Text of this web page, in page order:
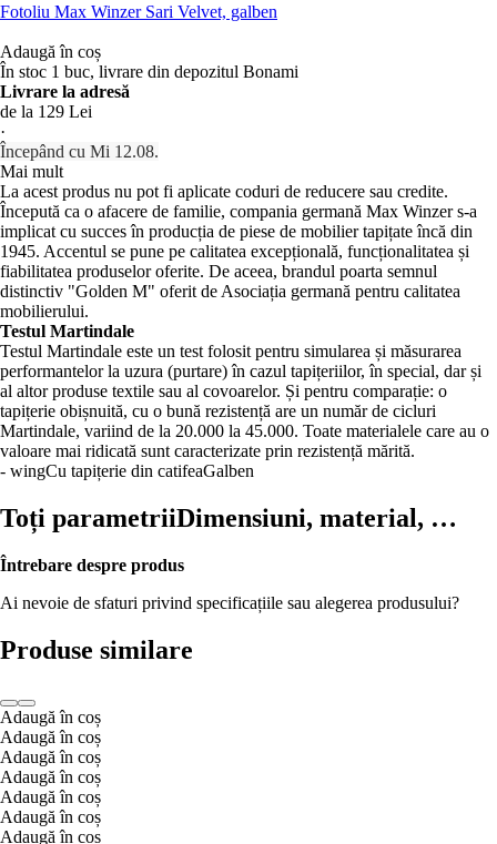
Fotoliu Max Winzer Sari Velvet, galben
Adaugă în coș
În stoc 1 buc, livrare din depozitul Bonami
Livrare la adresă
de la 129 Lei
·
Începând cu Mi 12.08.
Mai mult
La acest produs nu pot fi aplicate coduri de reducere sau credite.
Începută ca o afacere de familie, compania germană Max Winzer s-a
implicat cu succes în producția de piese de mobilier tapițate încă din
1945. Accentul se pune pe calitatea excepțională, funcționalitatea și
fiabilitatea produselor oferite. De aceea, brandul poarta semnul
distinctiv "Golden M" oferit de Asociația germană pentru calitatea
mobilierului.
Testul Martindale
Testul Martindale este un test folosit pentru simularea și măsurarea
performantelor la uzura (purtare) în cazul tapițeriilor, în special, dar și
al altor produse textile sau al covoarelor. Și pentru comparație: o
tapițerie obișnuită, cu o bună rezistență are un număr de cicluri
Martindale, variind de la 20.000 la 45.000. Toate materialele care au o
valoare mai ridicată sunt caracterizate prin rezistență mărită.
- wingCu tapițerie din catifeaGalben
Toți parametriiDimensiuni, material, …
Întrebare despre produs
Ai nevoie de sfaturi privind specificațiile sau alegerea produsului?
Produse similare
Adaugă în coș
Adaugă în coș
Adaugă în coș
Adaugă în coș
Adaugă în coș
Adaugă în coș
Adaugă în coș